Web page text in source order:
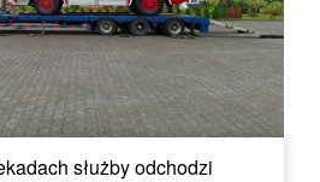
służby odchodzi